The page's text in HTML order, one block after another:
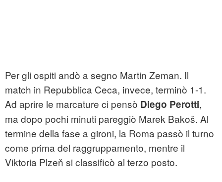
Per gli ospiti andò a segno Martin Zeman. Il
match in Repubblica Ceca, invece, terminò 1-1.
Ad aprire le marcature ci pensò Diego Perotti,
ma dopo pochi minuti pareggiò Marek Bakoš. Al
termine della fase a gironi, la Roma passò il turno
come prima del raggruppamento, mentre il
Viktoria Plzeň si classificò al terzo posto.